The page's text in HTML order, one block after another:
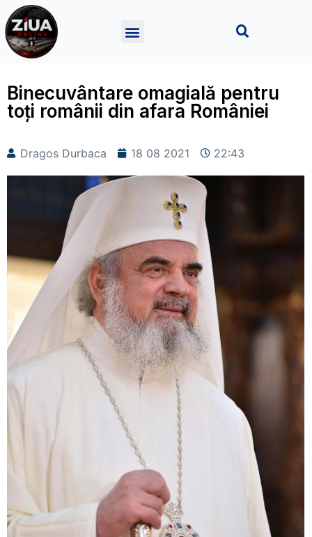
Binecuvântare omagială pentru
toți românii din afara României
Dragos Durbaca 18 08 2021 22:43